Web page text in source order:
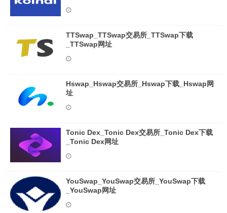
TTSwap_TTSwap交易所_TTSwap下载
_TTSwap网址
Hswap_Hswap交易所_Hswap下载_Hswap网
址
Tonic Dex_Tonic Dex交易所_Tonic Dex下载
_Tonic Dex网址
YouSwap_YouSwap交易所_YouSwap下载
_YouSwap网址